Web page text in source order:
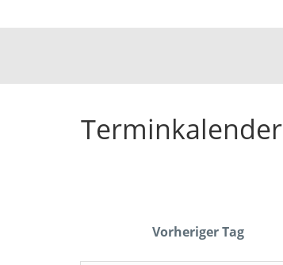
Terminkalender
Vorheriger Tag